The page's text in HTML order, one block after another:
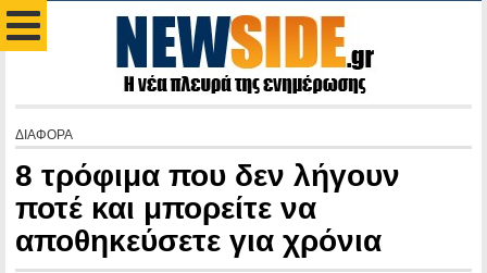
ΔΙΑΦΟΡΑ
8 τρόφιμα που δεν λήγουν
ποτέ και μπορείτε να
αποθηκεύσετε για χρόνια